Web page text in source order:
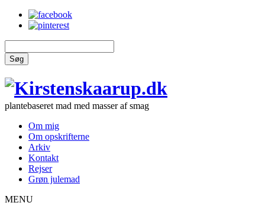
Søg
plantebaseret mad med masser af smag
Om mig
Om opskrifterne
Arkiv
Kontakt
Rejser
Grøn julemad
MENU